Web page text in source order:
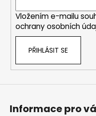
Vložením e-mailu
ochrany osobních
PŘIHLÁSIT SE
Informace pro